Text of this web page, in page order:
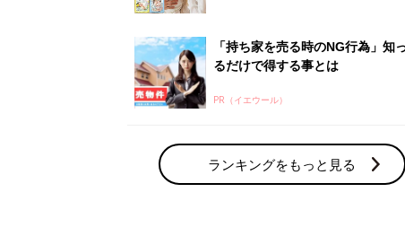
赤ちゃん・育児の人気テーマ
育児日記・マンガ